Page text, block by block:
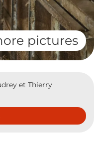
pictures
et Thierry